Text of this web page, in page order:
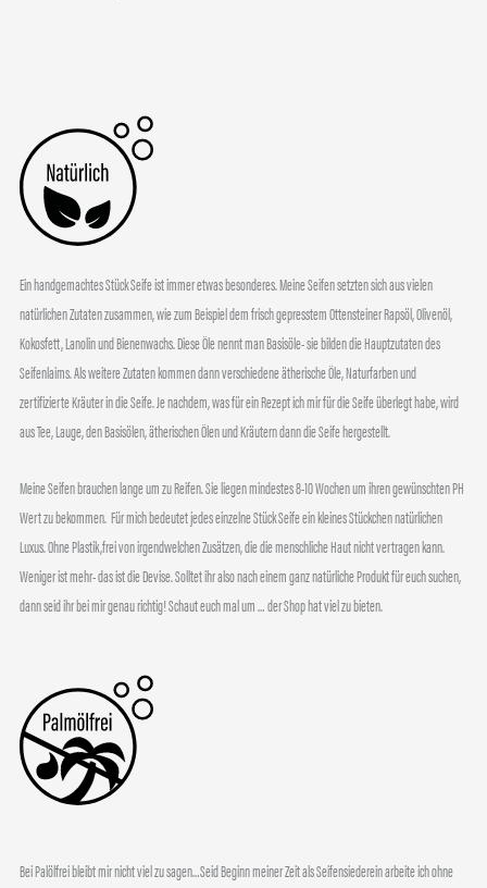
Ein handgemachtes Stück Seife ist immer etwas besonderes. Meine Seifen setzten sich aus vielen
natürlichen Zutaten zusammen, wie zum Beispiel dem frisch gepresstem Ottensteiner Rapsöl, Olivenöl,
Kokosfett, Lanolin und Bienenwachs. Diese Öle nennt man Basisöle- sie bilden die Hauptzutaten des
Seifenlaims. Als weitere Zutaten kommen dann verschiedene ätherische Öle, Naturfarben und
zertifizierte Kräuter in die Seife. Je nachdem, was für ein Rezept ich mir für die Seife überlegt habe, wird
aus Tee, Lauge, den Basisölen, ätherischen Ölen und Kräutern dann die Seife hergestellt.
Meine Seifen brauchen lange um zu Reifen. Sie liegen mindestes 8-10 Wochen um ihren gewünschten PH
Wert zu bekommen. Für mich bedeutet jedes einzelne Stück Seife ein kleines Stückchen natürlichen
Luxus. Ohne Plastik,frei von irgendwelchen Zusätzen, die die menschliche Haut nicht vertragen kann.
Weniger ist mehr- das ist die Devise. Solltet ihr also nach einem ganz natürliche Produkt für euch suchen,
dann seid ihr bei mir genau richtig! Schaut euch mal um … der Shop hat viel zu bieten.
Bei Palölfrei bleibt mir nicht viel zu sagen…Seid Beginn meiner Zeit als Seifensiederein arbeite ich ohne